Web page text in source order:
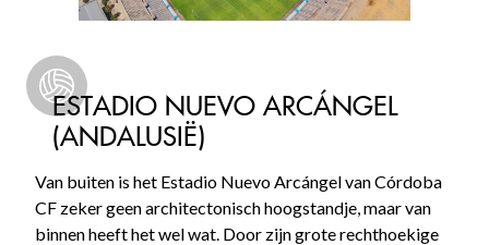
ESTADIO NUEVO ARCÁNGEL
(ANDALUSIË)
Van buiten is het Estadio Nuevo Arcángel van Córdoba
CF zeker geen architectonisch hoogstandje, maar van
binnen heeft het wel wat. Door zijn grote rechthoekige